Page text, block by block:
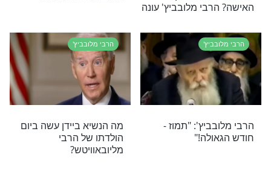
הגיב הרבי
מומר שהגיע
הרבי מלובביץ': הזכות לתת
צדקה
הרבי מלובביץ'